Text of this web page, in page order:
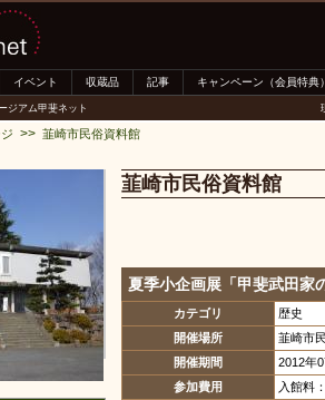
イベント 収蔵品 記事 キャンペーン（会員特典
ジアム甲斐ネット
>> 韮崎市民俗資料館
韮崎市民俗資料館
夏季小企画展「甲斐武田家
カテゴリ
歴史
開催場所
韮崎市
開催期間
2012年
参加費用
入館料